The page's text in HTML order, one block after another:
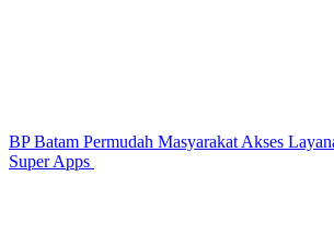
BP Batam Permudah Masyarakat Akses
Super Apps